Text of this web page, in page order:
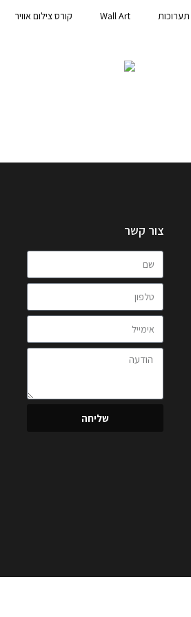
תערוכות Wall Art קורס צילום אוויר
צור קשר
שליחה